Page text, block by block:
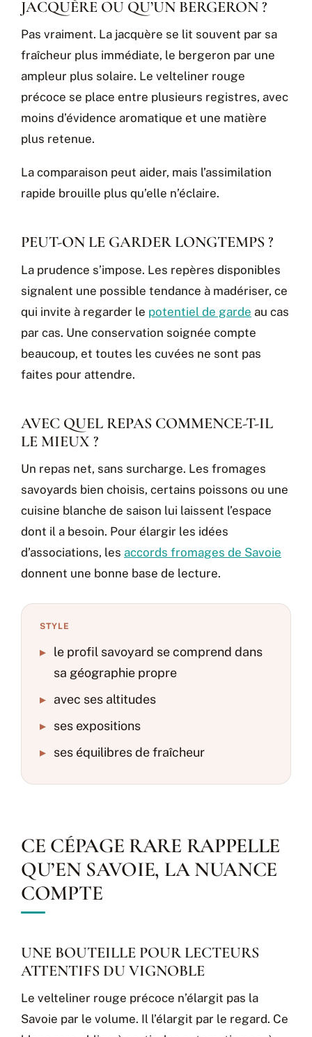
JACQUÈRE OU QU’UN BERGERON ?
Pas vraiment. La jacquère se lit souvent par sa
fraîcheur plus immédiate, le bergeron par une
ampleur plus solaire. Le velteliner rouge
précoce se place entre plusieurs registres, avec
moins d’évidence aromatique et une matière
plus retenue.
La comparaison peut aider, mais l’assimilation
rapide brouille plus qu’elle n’éclaire.
PEUT-ON LE GARDER LONGTEMPS ?
La prudence s’impose. Les repères disponibles
signalent une possible tendance à madériser, ce
qui invite à regarder le potentiel de garde au cas
par cas. Une conservation soignée compte
beaucoup, et toutes les cuvées ne sont pas
faites pour attendre.
AVEC QUEL REPAS COMMENCE-T-IL
LE MIEUX ?
Un repas net, sans surcharge. Les fromages
savoyards bien choisis, certains poissons ou une
cuisine blanche de saison lui laissent l’espace
dont il a besoin. Pour élargir les idées
d’associations, les accords fromages de Savoie
donnent une bonne base de lecture.
STYLE
▸ le profil savoyard se comprend dans
sa géographie propre
▸ avec ses altitudes
▸ ses expositions
▸ ses équilibres de fraîcheur
CE CÉPAGE RARE RAPPELLE
QU’EN SAVOIE, LA NUANCE
COMPTE
UNE BOUTEILLE POUR LECTEURS
ATTENTIFS DU VIGNOBLE
Le velteliner rouge précoce n’élargit pas la
Savoie par le volume. Il l’élargit par le regard. Ce